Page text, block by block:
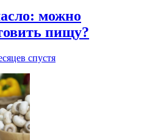
можно
пищу?
спустя